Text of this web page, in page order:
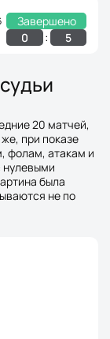
Завершено
0 : 5
20 матчей,
при показе
фолам, атакам и
нулевыми
была
не по